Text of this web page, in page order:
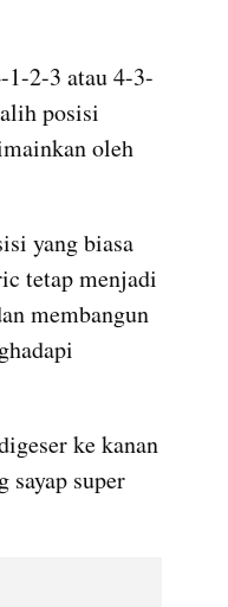
2-3 atau 4-3-
posisi
oleh
yang biasa
tetap menjadi
membangun
ke kanan
sayap super